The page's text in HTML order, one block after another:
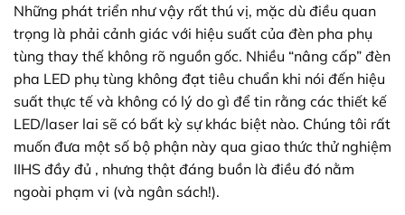
Những phát triển như vậy rất thú vị, mặc dù điều quan
trọng là phải cảnh giác với hiệu suất của đèn pha phụ
tùng thay thế không rõ nguồn gốc. Nhiều “nâng cấp” đèn
pha LED phụ tùng không đạt tiêu chuẩn khi nói đến hiệu
suất thực tế và không có lý do gì để tin rằng các thiết kế
LED/laser lai sẽ có bất kỳ sự khác biệt nào. Chúng tôi rất
muốn đưa một số bộ phận này qua giao thức thử nghiệm
IIHS đầy đủ , nhưng thật đáng buồn là điều đó nằm
ngoài phạm vi (và ngân sách!).